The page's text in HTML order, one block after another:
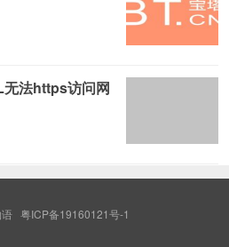
法https访问网
粤ICP备19160121号-1